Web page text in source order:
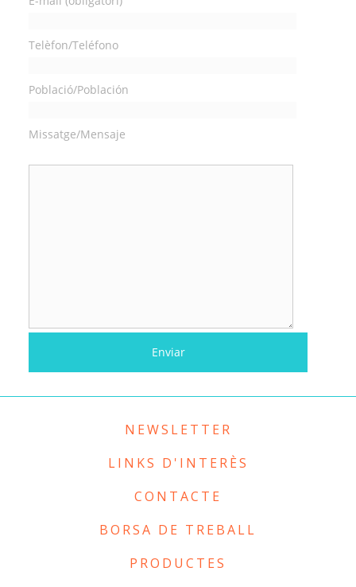
Telèfon/Teléfono
Població/Población
Missatge/Mensaje
NEWSLETTER
LINKS D'INTERÈS
CONTACTE
BORSA DE TREBALL
PRODUCTES